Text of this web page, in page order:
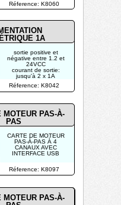
Réference: K8042
Réference: K8060
1A
MOTEUR PAS-À-
une charge de 8 ohms
distorsion: 0.02% @
sortie positive et
négative entre 1.2 et
24VCC
courant de sortie:
jusqu'à 2 x 1A
en continu (avec
refroidisseur approprié)
tension d'entrée max.:
régulation excellente
MOTEUR PAS-À-
PAS
CARTE DE MOTEUR
PAS-À-PAS À 4
CANAUX AVEC
INTERFACE USB
Réference: K8097